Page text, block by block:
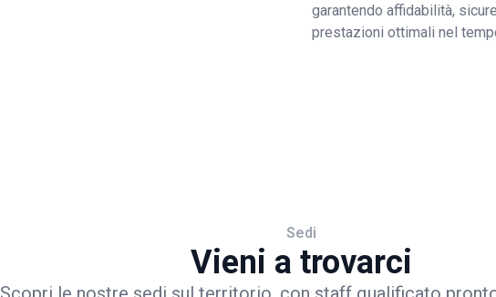
garantendo affidabilità,
prestazioni ottimali nel
Sedi
Vieni a trovarci